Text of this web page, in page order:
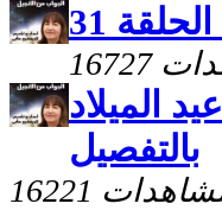
31
الميلاد
بالتفصيل
مشاهدات